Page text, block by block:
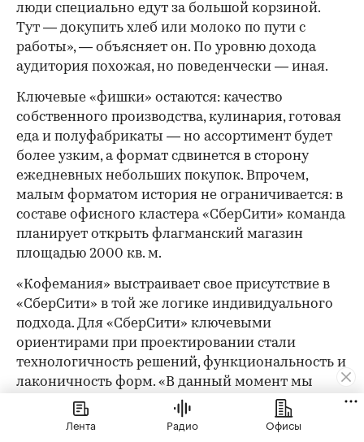
люди специально едут за большой корзиной.
Тут — докупить хлеб или молоко по пути с
работы», — объясняет он. По уровню дохода
аудитория похожая, но поведенчески — иная.
Ключевые «фишки» остаются: качество
собственного производства, кулинария, готовая
еда и полуфабрикаты — но ассортимент будет
более узким, а формат сдвинется в сторону
ежедневных небольших покупок. Впрочем,
малым форматом история не ограничивается: в
составе офисного кластера «СберСити» команда
планирует открыть флагманский магазин
площадью 2000 кв. м.
«Кофемания» выстраивает свое присутствие в
«СберСити» в той же логике индивидуального
подхода. Для «СберСити» ключевыми
ориентирами при проектировании стали
технологичность решений, функциональность и
лаконичность форм. «В данный момент мы
разрабатываем стратегию интеграции
искусственного интеллекта GigaChat, так как
Лента Радио Офисы